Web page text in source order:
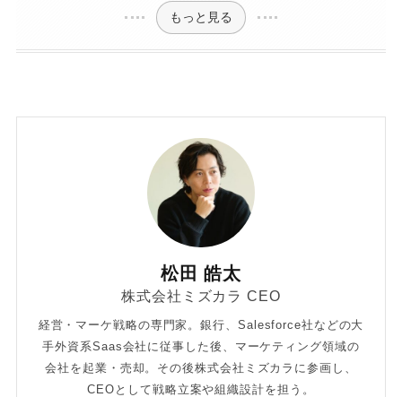
もっと見る
松田 皓太
株式会社ミズカラ CEO
経営・マーケ戦略の専門家。銀行、Salesforce社などの大
手外資系Saas会社に従事した後、マーケティング領域の
会社を起業・売却。その後株式会社ミズカラに参画し、
CEOとして戦略立案や組織設計を担う。